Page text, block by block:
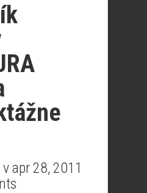
apr 28, 2011